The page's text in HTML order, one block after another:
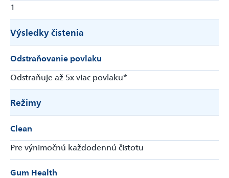
1
Výsledky čistenia
Odstraňovanie povlaku
Odstraňuje až 5x viac povlaku*
Režimy
Clean
Pre výnimočnú každodennú čistotu
Gum Health